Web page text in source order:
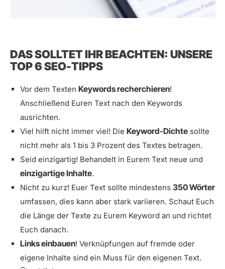
DAS SOLLTET IHR BEACHTEN: UNSERE
TOP 6 SEO-TIPPS
Vor dem Texten Keywords recherchieren!
Anschließend Euren Text nach den Keywords
ausrichten.
Viel hilft nicht immer viel! Die Keyword-Dichte sollte
nicht mehr als 1 bis 3 Prozent des Textes betragen.
Seid einzigartig! Behandelt in Eurem Text neue und
einzigartige Inhalte.
Nicht zu kurz! Euer Text sollte mindestens 350 Wörter
umfassen, dies kann aber stark variieren. Schaut Euch
die Länge der Texte zu Eurem Keyword an und richtet
Euch danach.
Links einbauen! Verknüpfungen auf fremde oder
eigene Inhalte sind ein Muss für den eigenen Text.